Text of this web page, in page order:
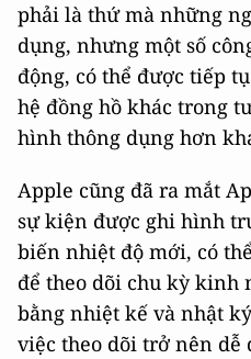
phải là thứ mà những
dụng, nhưng một số
động, có thể được tiếp
hệ đồng hồ khác trong
hình thông dụng hơn
Apple cũng đã ra mắt
sự kiện được ghi hình
biến nhiệt độ mới, có
để theo dõi chu kỳ kinh
bằng nhiệt kế và nhật
việc theo dõi trở nên dễ